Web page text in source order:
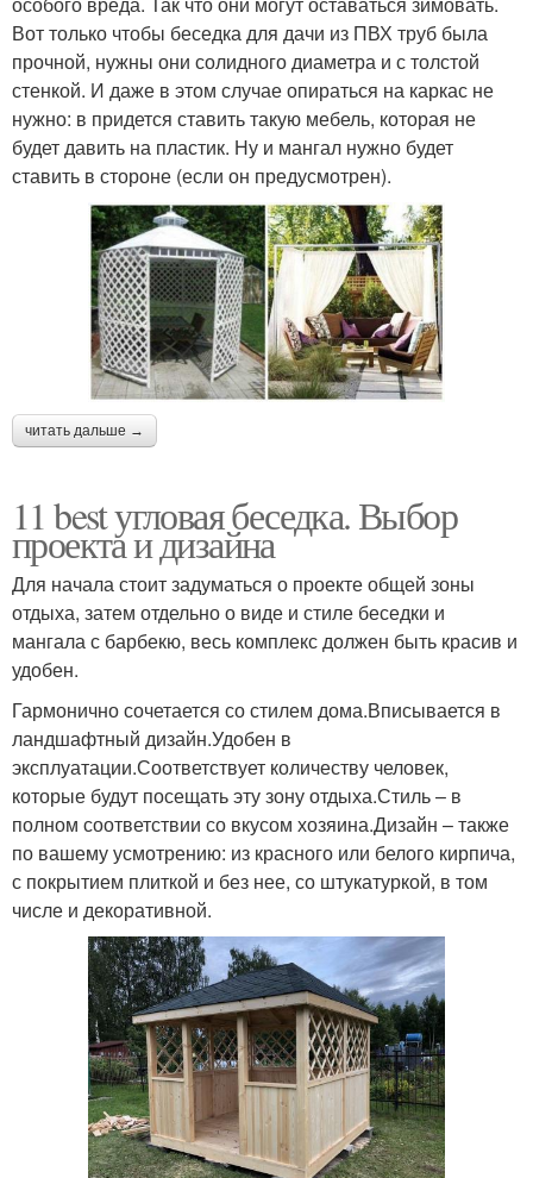
Вот только чтобы беседка для дачи из ПВХ труб была
прочной, нужны они солидного диаметра и с толстой
стенкой. И даже в этом случае опираться на каркас не
нужно: в придется ставить такую мебель, которая не
будет давить на пластик. Ну и мангал нужно будет
ставить в стороне (если он предусмотрен).
читать дальше →
11 best угловая беседка. Выбор
проекта и дизайна
Для начала стоит задуматься о проекте общей зоны
отдыха, затем отдельно о виде и стиле беседки и
мангала с барбекю, весь комплекс должен быть красив и
удобен.
Гармонично сочетается со стилем дома.Вписывается в
ландшафтный дизайн.Удобен в
эксплуатации.Соответствует количеству человек,
которые будут посещать эту зону отдыха.Стиль – в
полном соответствии со вкусом хозяина.Дизайн – также
по вашему усмотрению: из красного или белого кирпича,
с покрытием плиткой и без нее, со штукатуркой, в том
числе и декоративной.